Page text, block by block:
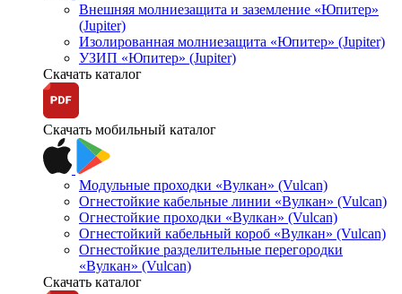
Внешняя молниезащита и заземление «Юпитер»
(Jupiter)
Изолированная молниезащита «Юпитер» (Jupiter)
УЗИП «Юпитер» (Jupiter)
Скачать каталог
Скачать мобильный каталог
Модульные проходки «Вулкан» (Vulcan)
Огнестойкие кабельные линии «Вулкан» (Vulcan)
Огнестойкие проходки «Вулкан» (Vulcan)
Огнестойкий кабельный короб «Вулкан» (Vulcan)
Огнестойкие разделительные перегородки
«Вулкан» (Vulcan)
Скачать каталог